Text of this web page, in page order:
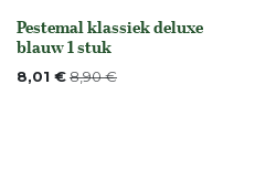
Niet op voorraad
Pestemal klassiek deluxe
blauw 1 stuk
8,01 €8,90€